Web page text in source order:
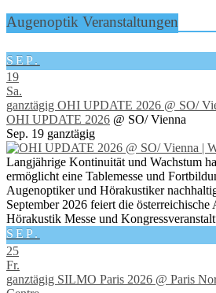
Augenoptik Veranstaltungen
SEP.
19
Sa.
ganztägig OHI UPDATE 2026 @ SO/
OHI UPDATE 2026 @ SO/ Vienna
Sep. 19 ganztägig
Langjährige Kontinuität und Wachstum
ermöglicht eine Tablemesse und
Augenoptiker und Hörakustiker
September 2026 feiert die
Hörakustik Messe und
SEP.
25
Fr.
ganztägig SILMO Paris 2026 @ Paris